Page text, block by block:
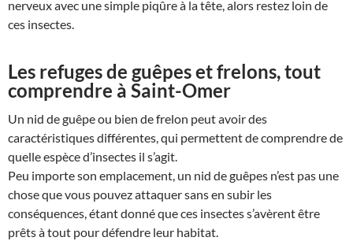
nerveux avec une simple piqûre à la tête, alors restez loin de
ces insectes.
Les refuges de guêpes et frelons, tout
comprendre à Saint-Omer
Un nid de guêpe ou bien de frelon peut avoir des
caractéristiques différentes, qui permettent de comprendre de
quelle espèce d’insectes il s’agit.
Peu importe son emplacement, un nid de guêpes n’est pas une
chose que vous pouvez attaquer sans en subir les
conséquences, étant donné que ces insectes s’avèrent être
prêts à tout pour défendre leur habitat.